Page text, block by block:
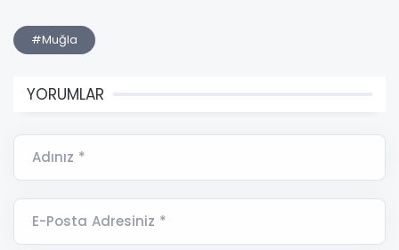
#Muğla
YORUMLAR
Adınız *
E-Posta Adresiniz *